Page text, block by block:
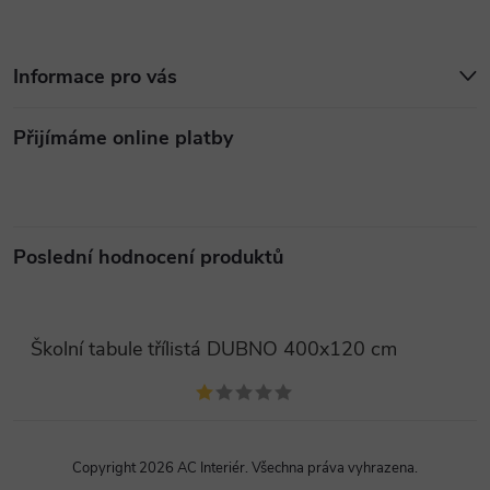
Informace pro vás
Přijímáme online platby
Poslední hodnocení produktů
Školní tabule třílistá DUBNO 400x120 cm
Copyright 2026 AC Interiér. Všechna práva vyhrazena.